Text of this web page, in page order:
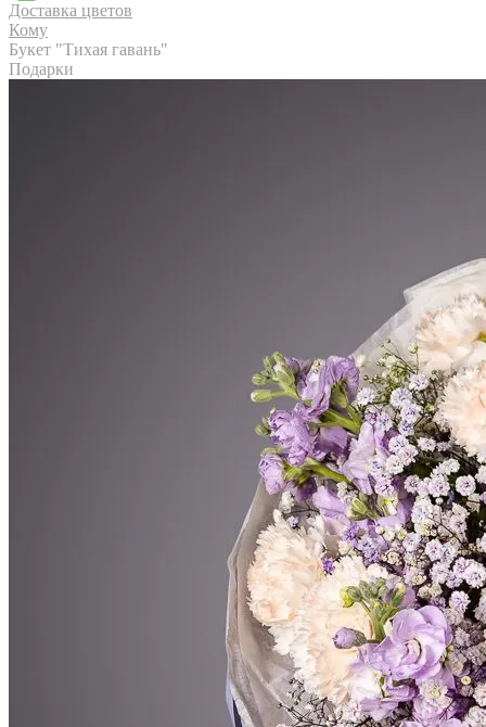
АВТОРСКИЕ БУКЕТЫ
Доставка цветов
Кому
Букет "Тихая гавань"
Подарки